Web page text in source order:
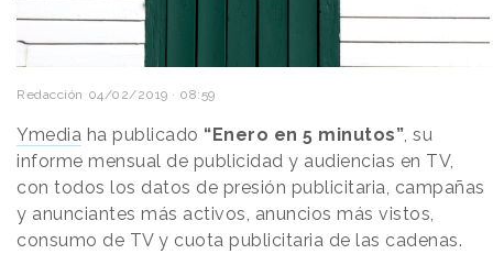
Redacción 04/02/2019 · 08:59
Ymedia ha publicado “Enero en 5 minutos”, su
informe mensual de publicidad y audiencias en TV,
con todos los datos de presión publicitaria, campañas
y anunciantes más activos, anuncios más vistos,
consumo de TV y cuota publicitaria de las cadenas.